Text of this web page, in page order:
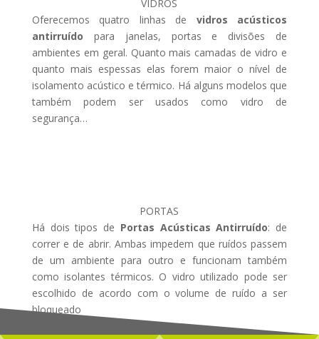
VIDROS
Oferecemos quatro linhas de
vidros acústicos
antirruído
para janelas, portas e divisões de
ambientes em geral. Quanto mais camadas de vidro e
quanto mais espessas elas forem maior o nível de
isolamento acústico e térmico. Há alguns modelos que
também podem ser usados como vidro de
segurança…
PORTAS
Há dois tipos de Portas Acústicas Antirruído: de
correr e de abrir. Ambas impedem que ruídos passem
de um ambiente para outro e funcionam também
como isolantes térmicos. O vidro utilizado pode ser
escolhido de acordo com o volume de ruído a ser
bloqueado